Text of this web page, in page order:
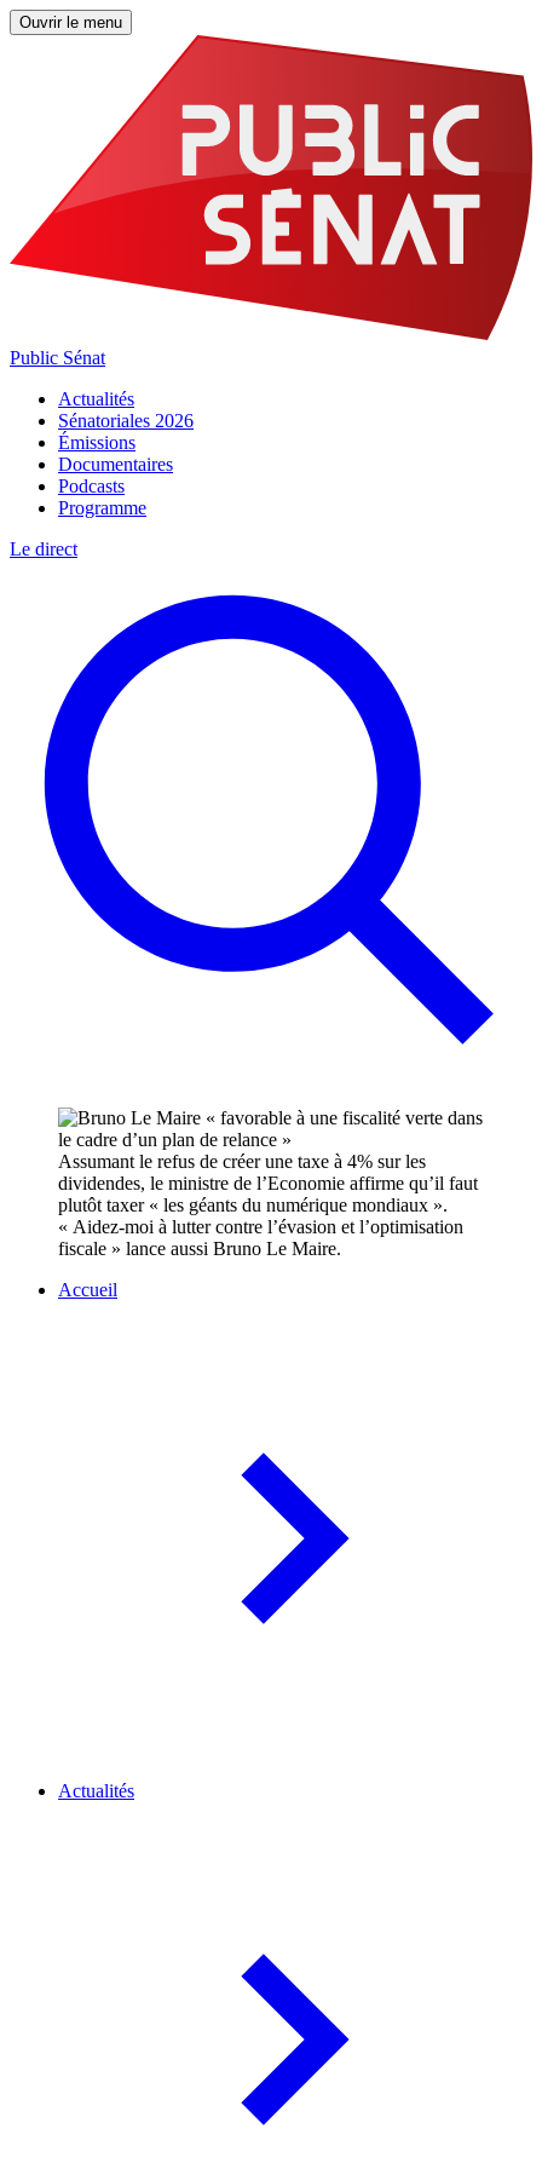
Ouvrir le menu
Public Sénat
Actualités
Sénatoriales 2026
Émissions
Documentaires
Podcasts
Programme
Le direct
Assumant le refus de créer une taxe à 4% sur les
dividendes, le ministre de l’Economie affirme qu’il faut
plutôt taxer « les géants du numérique mondiaux ».
« Aidez-moi à lutter contre l’évasion et l’optimisation
fiscale » lance aussi Bruno Le Maire.
Accueil
Actualités